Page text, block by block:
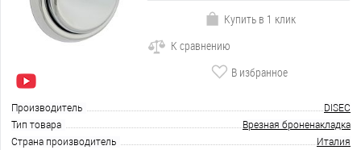
Купить в 1 клик
К сравнению
В избранное
Производитель
DISEC
Тип товара
Врезная броненакладка
Страна производитель
Италия